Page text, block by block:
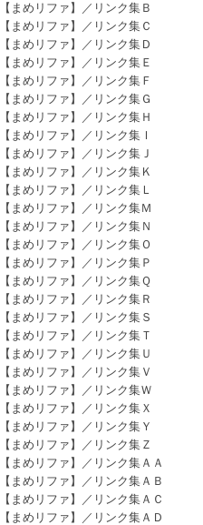
まめリファ】／リンク集Ｂ
まめリファ】／リンク集Ｃ
まめリファ】／リンク集Ｄ
まめリファ】／リンク集Ｅ
まめリファ】／リンク集Ｆ
まめリファ】／リンク集Ｇ
まめリファ】／リンク集Ｈ
まめリファ】／リンク集Ｉ
まめリファ】／リンク集Ｊ
まめリファ】／リンク集Ｋ
まめリファ】／リンク集Ｌ
まめリファ】／リンク集Ｍ
まめリファ】／リンク集Ｎ
まめリファ】／リンク集Ｏ
まめリファ】／リンク集Ｐ
まめリファ】／リンク集Ｑ
まめリファ】／リンク集Ｒ
まめリファ】／リンク集Ｓ
まめリファ】／リンク集Ｔ
まめリファ】／リンク集Ｕ
まめリファ】／リンク集Ｖ
まめリファ】／リンク集Ｗ
まめリファ】／リンク集Ｘ
まめリファ】／リンク集Ｙ
まめリファ】／リンク集Ｚ
まめリファ】／リンク集ＡＡ
まめリファ】／リンク集ＡＢ
まめリファ】／リンク集ＡＣ
まめリファ】／リンク集ＡＤ